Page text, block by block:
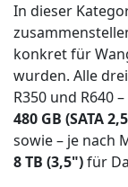
In dieser
konkret für
wurden. Alle
R350 und R640
480 GB (SATA
sowie – je nach
8 TB (3,5")für